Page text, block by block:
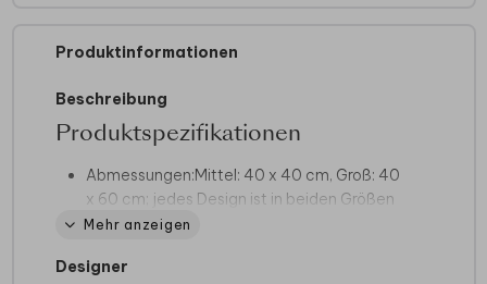
Produktinformationen
Beschreibung
Produktspezifikationen
Abmessungen:Mittel: 40 x 40 cm, Groß: 40
x 60 cm; jedes Design ist in beiden Größen
erhältlich
geflochtenen Griffen
Mehr anzeigen
Designer